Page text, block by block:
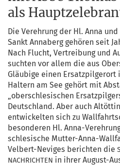
als
Die Ver­eh­rung der Hl. Anna
Sankt Anna­berg gehö­ren seit
Nach Flucht, Ver­trei­bung und
such­ten vor allem die aus
Gläu­bi­ge einen Ersatz­pil­ger­ort
Hal­tern am See gehört mit
„ober­schle­si­schen
Deutsch­land. Aber auch
ent­wi­ckel­ten sich zu
beson­de­ren Hl. Anna-
schle­si­sche Mut­ter-Anna-
Vel­bert-Nevi­ges berich­ten die
NACHRICHTEN in ihrer August-